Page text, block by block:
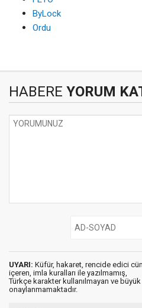
ByLock
Ordu
HABERE YORUM
UYARI: Küfür, hakaret, rencide edici
içeren, imla kuralları ile yazılmamış,
Türkçe karakter kullanılmayan ve
onaylanmamaktadır.